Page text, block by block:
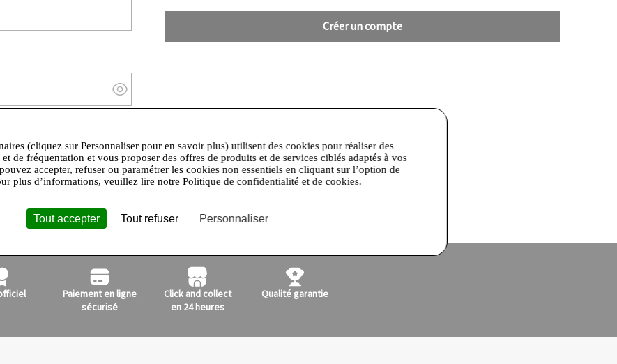
Afficher/masquer le mot de passe
Créer un compte
Paiement en ligne
sécurisé
Click and collect
en 24 heures
Qualité garantie
(cliquez sur Personnaliser pour en savoir plus) utilisent des cookies pour réaliser des
de fréquentation et vous proposer des offres de produits et de services ciblés adaptés à vos
accepter, refuser ou paramétrer les cookies non essentiels en cliquant sur l’option de
plus d’informations, veuillez lire notre Politique de confidentialité et de cookies.
Tout accepter Tout refuser Personnaliser